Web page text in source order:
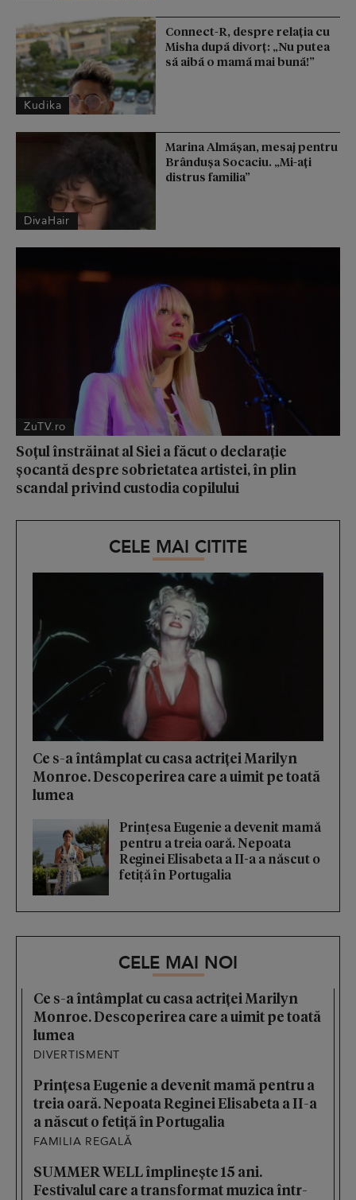
Kudika
Connect-R, despre relația cu
Misha după divorț: „Nu putea
să aibă o mamă mai bună!”
DivaHair
Marina Almășan, mesaj pentru
Brândușa Socaciu. „Mi-ați
distrus familia”
ZuTV.ro
Soțul înstrăinat al Siei a făcut o declarație
șocantă despre sobrietatea artistei, în plin
scandal privind custodia copilului
CELE MAI CITITE
Ce s-a întâmplat cu casa actriței Marilyn
Monroe. Descoperirea care a uimit pe toată
lumea
Prințesa Eugenie a devenit mamă
pentru a treia oară. Nepoata
Reginei Elisabeta a II-a a născut o
fetiță în Portugalia
CELE MAI NOI
Ce s-a întâmplat cu casa actriței Marilyn
Monroe. Descoperirea care a uimit pe toată
lumea
DIVERTISMENT
Prințesa Eugenie a devenit mamă pentru a
treia oară. Nepoata Reginei Elisabeta a II-a
a născut o fetiță în Portugalia
FAMILIA REGALĂ
SUMMER WELL împlinește 15 ani.
Festivalul care a transformat muzica într-